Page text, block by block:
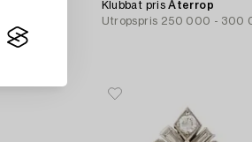
Klubbat prisÅterrop
Utropspris 250 000 - 300